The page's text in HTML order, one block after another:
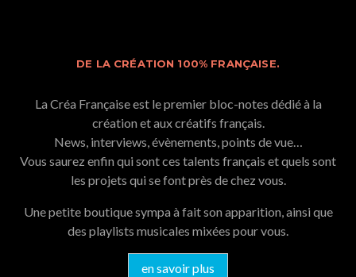
DE LA CRÉATION 100% FRANÇAISE.
La Créa Française est le premier bloc-notes dédié à la
création et aux créatifs français.
News, interviews, évènements, points de vue…
Vous saurez enfin qui sont ces talents français et quels sont
les projets qui se font près de chez vous.
Une petite boutique sympa à fait son apparition, ainsi que
des playlists musicales mixées pour vous.
en savoir plus